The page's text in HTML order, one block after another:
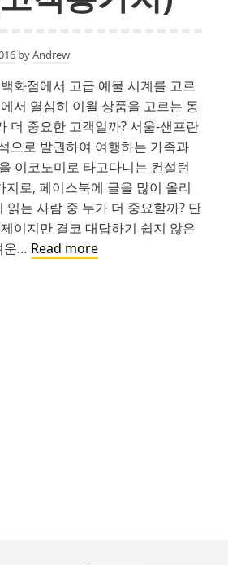
기
byAndrew
화점에서 고급 예물 시계를 고르
서 열심히 이월 상품을 고르는 동
더 중요한 고객일까? 서울-샌프란
으로 발권하여 여행하는 가족과
이코노미로 타고다니는 컨설턴
지로, 페이스북에 글을 많이 올리
읽는 사람 중 누가 더 중요할까? 단
이지만 결코 대답하기 쉽지 않은
운… Read moreCustomer